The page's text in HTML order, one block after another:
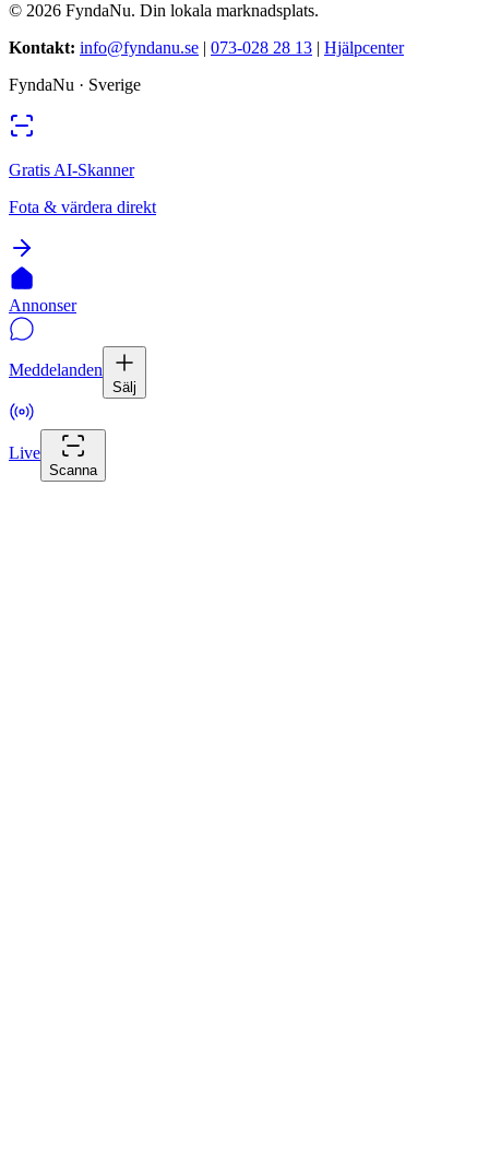
© 2026 FyndaNu. Din lokala marknadsplats.
Kontakt: info@fyndanu.se | 073-028 28 13 | Hjälpcenter
FyndaNu · Sverige
Gratis AI-Skanner
Fota & värdera direkt
Annonser
Meddelanden
Sälj
Live
Scanna